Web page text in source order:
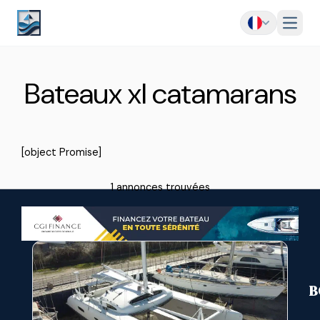
Menu
Bateaux xl catamarans
[object Promise]
1 annonces trouvées